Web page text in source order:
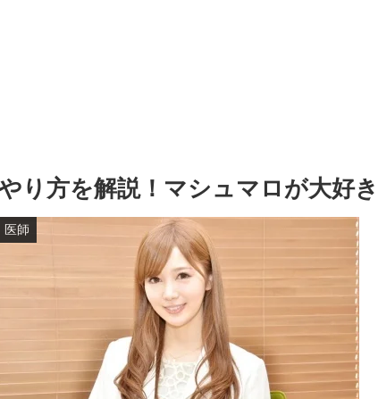
り方を解説！マシュマロが大好
医師